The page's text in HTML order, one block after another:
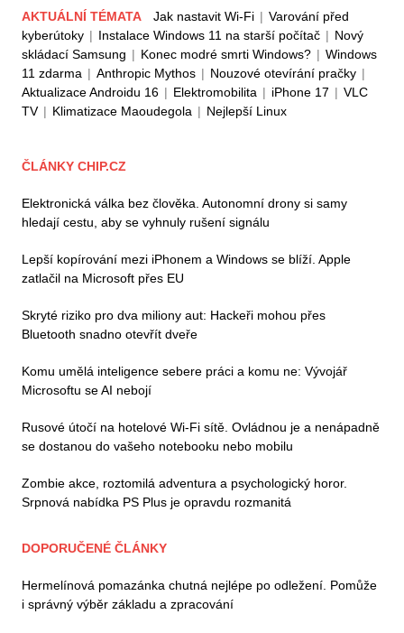
AKTUÁLNÍ TÉMATA Jak nastavit Wi-Fi | Varování před
kyberútoky | Instalace Windows 11 na starší počítač | Nový
skládací Samsung | Konec modré smrti Windows? | Windows
11 zdarma | Anthropic Mythos | Nouzové otevírání pračky |
Aktualizace Androidu 16 | Elektromobilita | iPhone 17 | VLC
TV | Klimatizace Maoudegola | Nejlepší Linux
ČLÁNKY CHIP.CZ
Elektronická válka bez člověka. Autonomní drony si samy
hledají cestu, aby se vyhnuly rušení signálu
Lepší kopírování mezi iPhonem a Windows se blíží. Apple
zatlačil na Microsoft přes EU
Skryté riziko pro dva miliony aut: Hackeři mohou přes
Bluetooth snadno otevřít dveře
Komu umělá inteligence sebere práci a komu ne: Vývojář
Microsoftu se AI nebojí
Rusové útočí na hotelové Wi-Fi sítě. Ovládnou je a nenápadně
se dostanou do vašeho notebooku nebo mobilu
Zombie akce, roztomilá adventura a psychologický horor.
Srpnová nabídka PS Plus je opravdu rozmanitá
DOPORUČENÉ ČLÁNKY
Hermelínová pomazánka chutná nejlépe po odležení. Pomůže
i správný výběr základu a zpracování